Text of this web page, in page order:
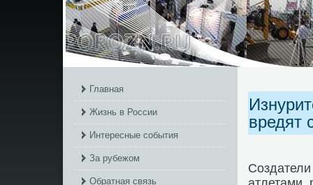
Главная
Жизнь в России
Интересные события
За рубежом
Обратная связь
вредят